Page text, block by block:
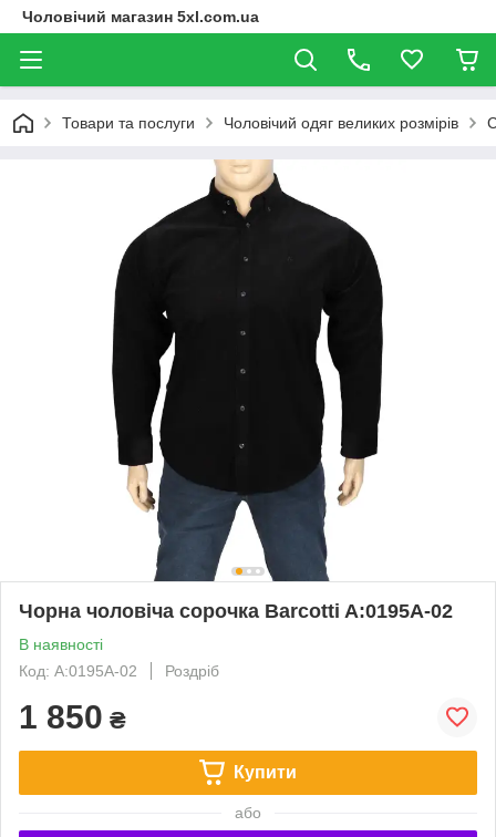
Чоловічий магазин 5xl.com.ua
Товари та послуги Чоловічий одяг великих розмірів
Чорна чоловіча сорочка Barcotti A:0195A-02
В наявності
Код: A:0195A-02
Роздріб
1 850 ₴
Купити
або